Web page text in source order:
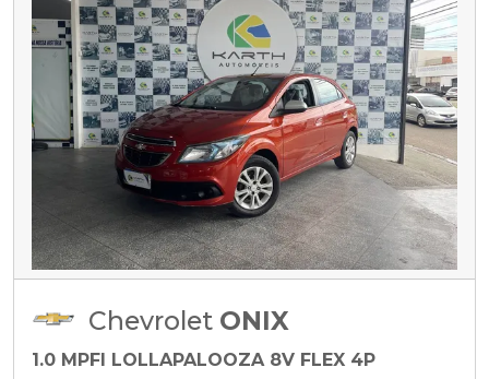
Chevrolet ONIX
1.0 MPFI LOLLAPALOOZA 8V FLEX 4P